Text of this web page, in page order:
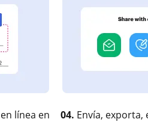
línea en
04. Envía, exporta,